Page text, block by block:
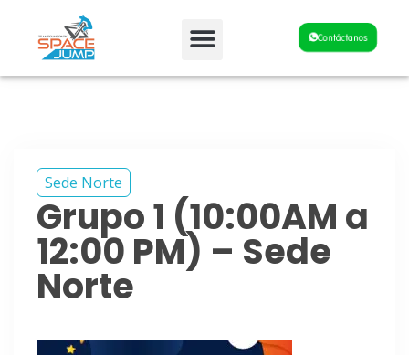
Contáctanos
Sede Norte
Grupo 1 (10:00AM a
12:00 PM) – Sede
Norte